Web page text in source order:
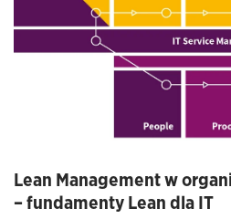
Lean Management w
– fundamenty Lean dla IT